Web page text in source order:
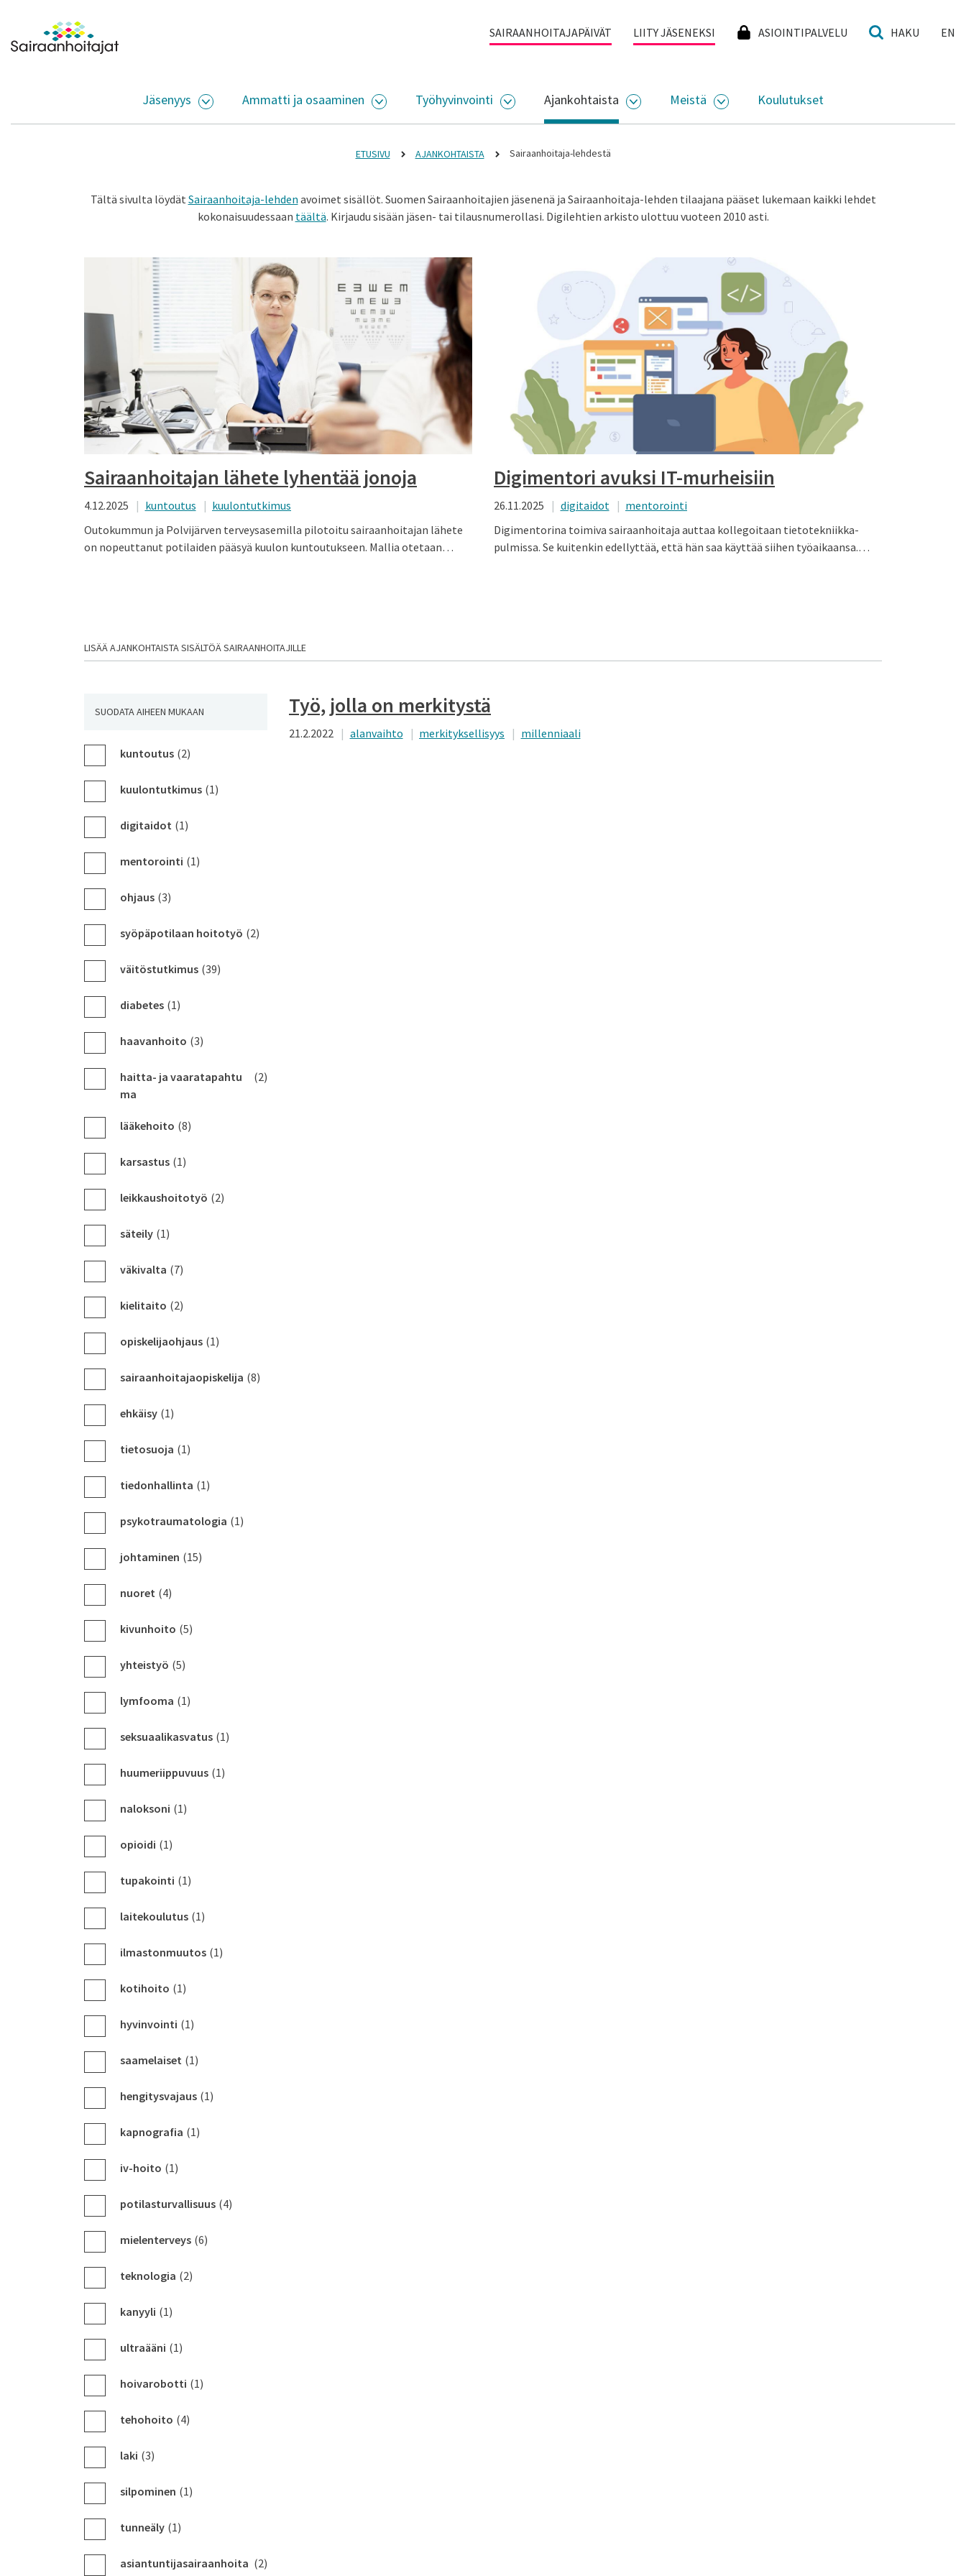
Siirry sisältöön
Etusivulle SAIRAANHOITAJAPÄIVÄT LIITY JÄSENEKSI ASIOINTIPALVELU HAKU EN
Jäsenyys
AVAA ALASIVUJEN VALIKKO
Ammatti ja osaaminen
AVAA ALASIVUJEN VALIKKO
Työhyvinvointi
AVAA ALASIVUJEN VALIKKO
Ajankohtaista
AVAA ALASIVUJEN VALIKKO
Meistä
AVAA ALASIVUJEN VALIKKO
Koulutukset
ETUSIVU AJANKOHTAISTA Sairaanhoitaja-lehdestä
Tältä sivulta löydät Sairaanhoitaja-lehden avoimet sisällöt. Suomen Sairaanhoitajien jäsenenä ja Sairaanhoitaja-lehden tilaajana pääset lukemaan kaikki lehdet
kokonaisuudessaan täältä. Kirjaudu sisään jäsen- tai tilausnumerollasi. Digilehtien arkisto ulottuu vuoteen 2010 asti.
Sairaanhoitajan lähete lyhentää jonoja
4.12.2025 kuntoutus
kuulontutkimus
Outokummun ja Polvijärven terveysasemilla pilotoitu sairaanhoitajan lähete
on nopeuttanut potilaiden pääsyä kuulon kuntoutukseen. Mallia otetaan…
Digimentori avuksi IT-murheisiin
26.11.2025 digitaidot
mentorointi
Digimentorina toimiva sairaanhoitaja auttaa kollegoitaan tietotekniikka­
pulmissa. Se kuitenkin edellyttää, että hän saa käyttää siihen työaikaansa.…
LISÄÄ AJANKOHTAISTA SISÄLTÖÄ SAIRAANHOITAJILLE
kuntoutus (2)
kuulontutkimus (1)
digitaidot (1)
mentorointi (1)
ohjaus (3)
syöpäpotilaan hoitotyö (2)
väitöstutkimus (39)
diabetes (1)
haavanhoito (3)
haitta- ja vaaratapahtu
ma
(2)
lääkehoito (8)
karsastus (1)
leikkaushoitotyö (2)
säteily (1)
väkivalta (7)
kielitaito (2)
opiskelijaohjaus (1)
sairaanhoitajaopiskelija (8)
ehkäisy (1)
tietosuoja (1)
tiedonhallinta (1)
psykotraumatologia (1)
johtaminen (15)
nuoret (4)
kivunhoito (5)
yhteistyö (5)
lymfooma (1)
seksuaalikasvatus (1)
huumeriippuvuus (1)
naloksoni (1)
opioidi (1)
tupakointi (1)
laitekoulutus (1)
ilmastonmuutos (1)
kotihoito (1)
hyvinvointi (1)
saamelaiset (1)
hengitysvajaus (1)
kapnografia (1)
iv-hoito (1)
potilasturvallisuus (4)
mielenterveys (6)
teknologia (2)
kanyyli (1)
ultraääni (1)
hoivarobotti (1)
tehohoito (4)
laki (3)
silpominen (1)
tunneäly (1)
asiantuntijasairaanhoita (2)
SUODATA AIHEEN MUKAAN Työ, jolla on merkitystä
21.2.2022 alanvaihto merkityksellisyys millenniaali